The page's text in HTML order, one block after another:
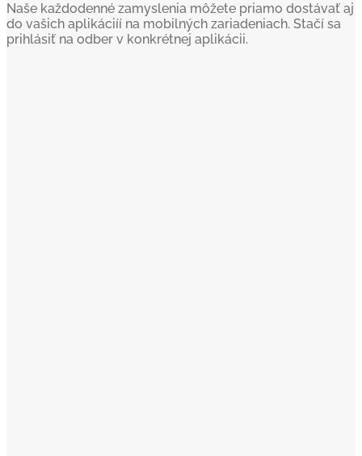
Naše každodenné zamyslenia môžete priamo dostávať aj
do vašich aplikáciíí na mobilných zariadeniach. Stačí sa
prihlásiť na odber v konkrétnej aplikácii.